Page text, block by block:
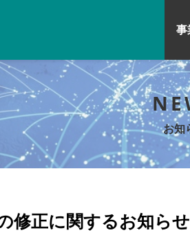
事
お知
修正に関するお知ら